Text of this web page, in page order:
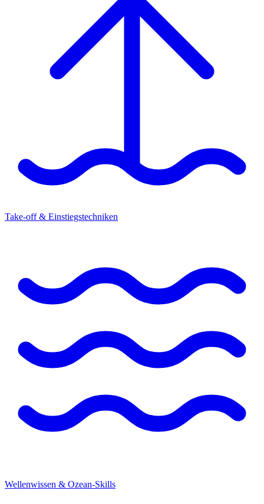
Take-off & Einstiegstechniken
Wellenwissen & Ozean-Skills